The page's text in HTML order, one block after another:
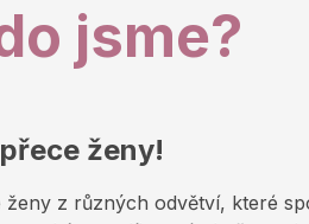
jsme?
ženy!
ženy z různých odvětví, které